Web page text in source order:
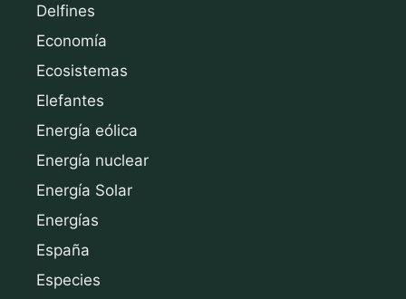
Delfines
Economía
Ecosistemas
Elefantes
Energía eólica
Energía nuclear
Energía Solar
Energías
España
Especies